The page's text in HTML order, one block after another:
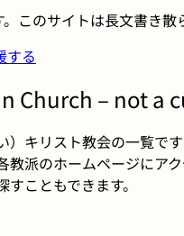
このサイトは長文書き散
する
Church – not a
キリスト教会の一覧で
派のホームページにアク
こともできます。